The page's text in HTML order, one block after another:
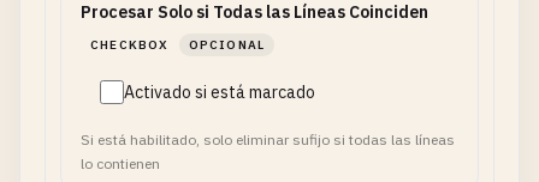
Procesar Solo si Todas las Líneas Coinciden
CHECKBOX OPCIONAL
Activado si está marcado
Si está habilitado, solo eliminar sufijo si todas las líneas
lo contienen